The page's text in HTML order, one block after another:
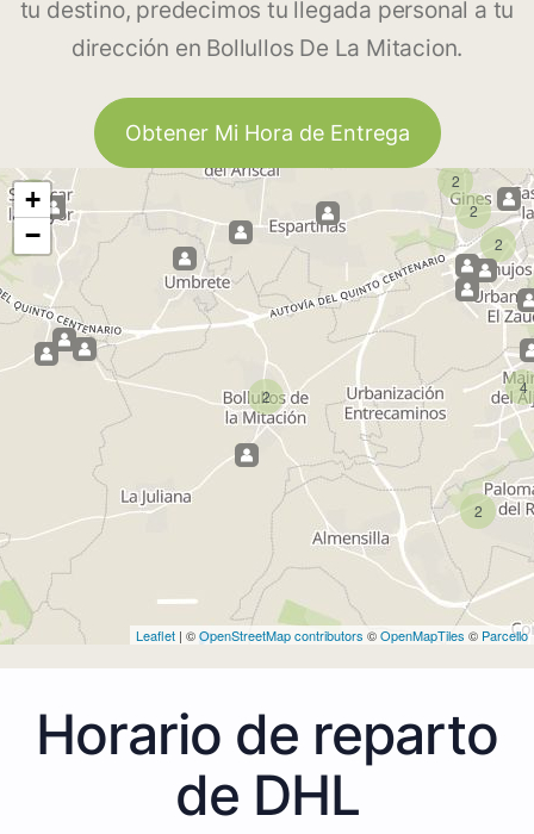
tu destino, predecimos tu llegada personal a tu
dirección en Bollullos De La Mitacion.
Obtener Mi Hora de Entrega
2
2
2
2
4
2
2
+
−
Leaflet | ©OpenStreetMap contributors ©OpenMapTiles © Parcello
Horario de reparto
de DHL